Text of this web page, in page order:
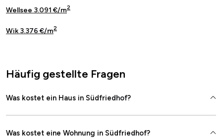
Wellsee 3.091 €/m2
Wik 3.376 €/m2
Häufig gestellte Fragen
Was kostet ein Haus in Südfriedhof?
Was kostet eine Wohnung in Südfriedhof?